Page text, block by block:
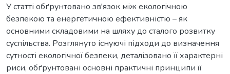
У статті обґрунтовано зв'язок між екологічною
безпекою та енергетичною ефективністю – як
основними складовими на шляху до сталого розвитку
суспільства. Розглянуто існуючі підходи до визначення
сутності екологічної безпеки, деталізовано її характерні
риси, обґрунтовані основні практичні принципи її